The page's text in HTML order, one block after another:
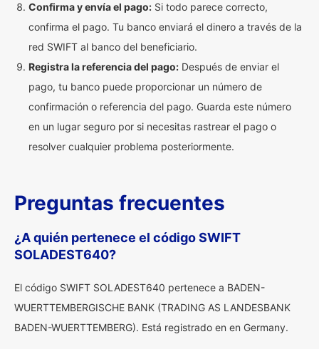
Confirma y envía el pago: Si todo parece correcto,
confirma el pago. Tu banco enviará el dinero a través de la
red SWIFT al banco del beneficiario.
Registra la referencia del pago: Después de enviar el
pago, tu banco puede proporcionar un número de
confirmación o referencia del pago. Guarda este número
en un lugar seguro por si necesitas rastrear el pago o
resolver cualquier problema posteriormente.
Preguntas frecuentes
¿A quién pertenece el código SWIFT
SOLADEST640?
El código SWIFT SOLADEST640 pertenece a BADEN-
WUERTTEMBERGISCHE BANK (TRADING AS LANDESBANK
BADEN-WUERTTEMBERG). Está registrado en en Germany.